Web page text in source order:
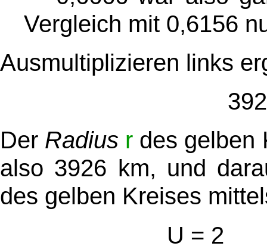
Vergleich mit 0,6156
Ausmultiplizieren links
Der Radius r des gelben
also 3926 km, und
des gelben Kreises
U =